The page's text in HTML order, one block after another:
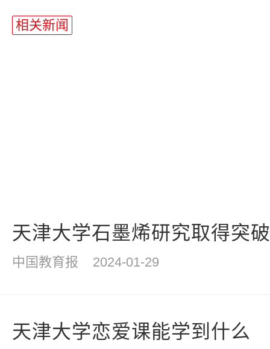
相关新闻
天津大学石墨烯研究取得突
中国教育报 2024-01-29
天津大学恋爱课能学到什么